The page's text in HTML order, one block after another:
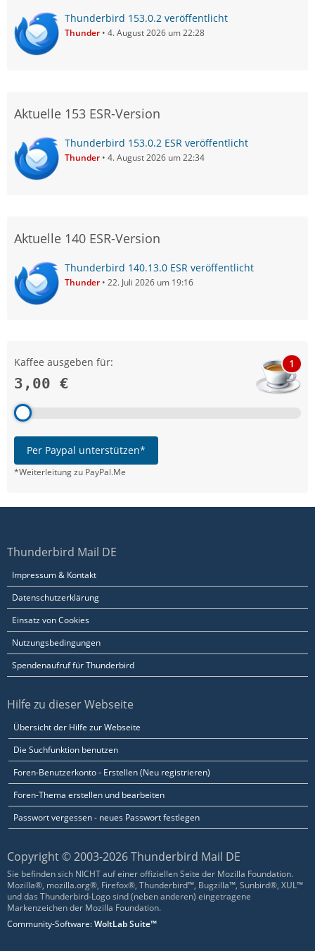
Thunderbird 153.0.2 veröffentlicht
Thunder 4. August 2026 um 22:28
Aktuelle 153 ESR-Version
Thunderbird 153.0.2 ESR veröffentlicht
Thunder 4. August 2026 um 22:34
Aktuelle 140 ESR-Version
Thunderbird 140.13.0 ESR veröffentlicht
Thunder 22. Juli 2026 um 19:16
Kaffee ausgeben für:
3,00 €
1
Per Paypal unterstützen*
*Weiterleitung zu PayPal.Me
Thunderbird Mail DE
Impressum & Kontakt
Datenschutzerklärung
Einsatz von Cookies
Nutzungsbedingungen
Spendenaufruf für Thunderbird
Hilfe zu dieser Webseite
Übersicht der Hilfe zur Webseite
Die Suchfunktion benutzen
Foren-Benutzerkonto - Erstellen (Neu registrieren)
Foren-Thema erstellen und bearbeiten
Passwort vergessen - neues Passwort festlegen
Copyright © 2003-2026 Thunderbird Mail DE
Sie befinden sich NICHT auf einer offiziellen Seite der Mozilla Foundation.
Mozilla®, mozilla.org®, Firefox®, Thunderbird™, Bugzilla™, Sunbird®, XUL™
und das Thunderbird-Logo sind (neben anderen) eingetragene
Markenzeichen der Mozilla Foundation.
Community-Software:WoltLab Suite™